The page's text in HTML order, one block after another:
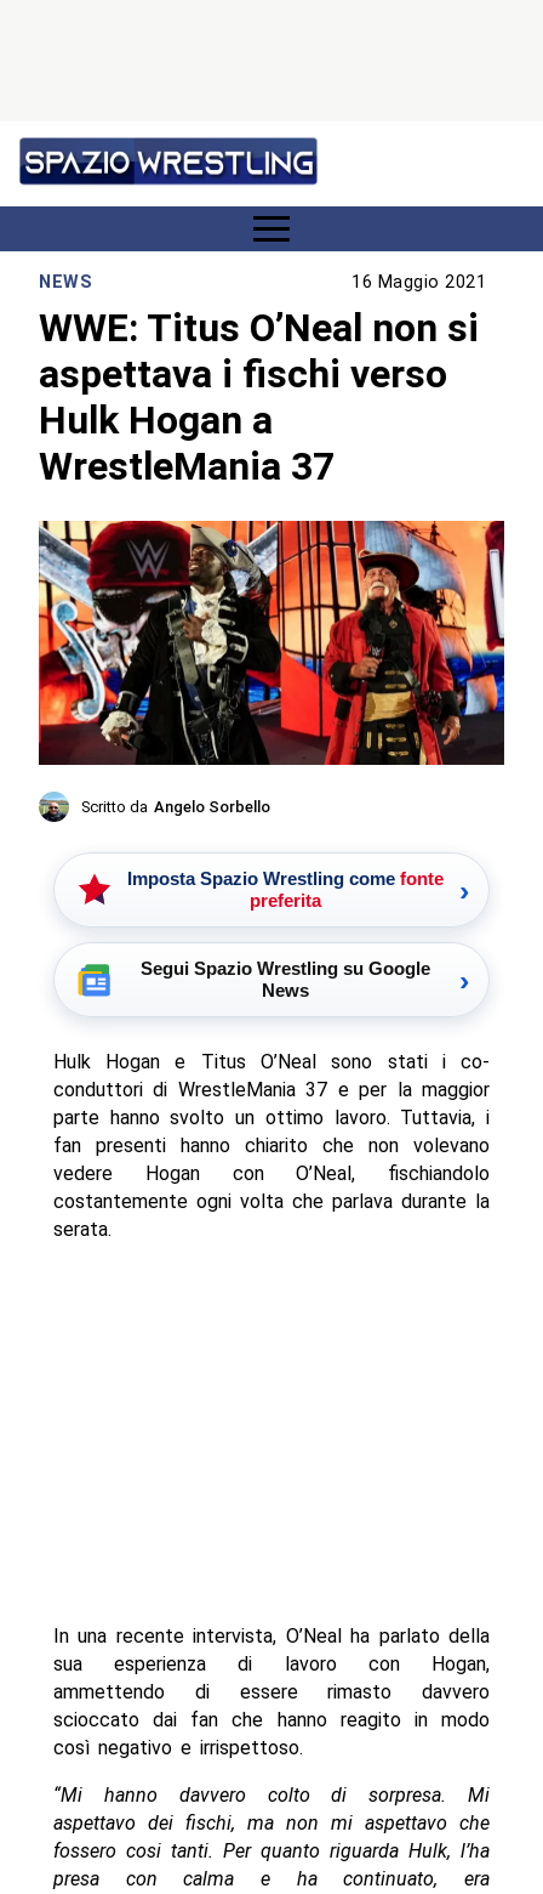
NEWS 16 Maggio 2021
WWE: Titus O’Neal non si
aspettava i fischi verso
Hulk Hogan a
WrestleMania 37
Scritto da Angelo Sorbello
Imposta Spazio Wrestling come fonte
preferita
›
Segui Spazio Wrestling su Google
News
›
Hulk Hogan e Titus O’Neal sono stati i co-
conduttori di WrestleMania 37 e per la maggior
parte hanno svolto un ottimo lavoro. Tuttavia, i
fan presenti hanno chiarito che non volevano
vedere Hogan con O’Neal, fischiandolo
costantemente ogni volta che parlava durante la
serata.
In una recente intervista, O’Neal ha parlato della
sua esperienza di lavoro con Hogan,
ammettendo di essere rimasto davvero
scioccato dai fan che hanno reagito in modo
così negativo e irrispettoso.
“Mi hanno davvero colto di sorpresa. Mi
aspettavo dei fischi, ma non mi aspettavo che
fossero cosi tanti. Per quanto riguarda Hulk, l’ha
presa con calma e ha continuato, era